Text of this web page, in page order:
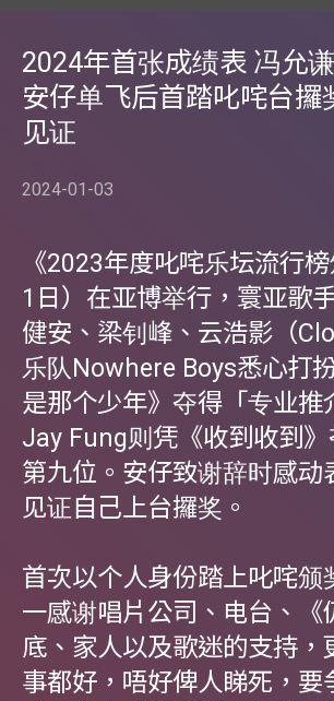
2024年首张成绩表 冯允
安仔单飞后首踏叱咤台攞
见证
2024-01-03
《2023年度叱咤乐坛流行
1日）在亚博举行，寰亚歌
健安、梁钊峰、云浩影（
乐队Nowhere Boys悉心打
是那个少年》夺得「专业
Jay Fung则凭《收到收到
第九位。安仔致谢辞时感
见证自己上台攞奖。
首次以个人身份踏上叱咤
一感谢唱片公司、电台、
底、家人以及歌迷的支持
事都好，唔好俾人睇死，